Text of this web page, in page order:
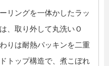
リングを一体かしたラッ
、取り外して丸洗いＯ
りは耐熱パッキンを二重
トップ構造で、煮こぼれ